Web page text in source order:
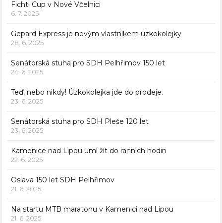
Fichtl Cup v Nové Včelnici
6. 7. 2025
Gepard Express je novým vlastníkem úzkokolejky
28. 6. 2025
Senátorská stuha pro SDH Pelhřimov 150 let
24. 6. 2025
Teď, nebo nikdy! Úzkokolejka jde do prodeje.
23. 6. 2025
Senátorská stuha pro SDH Pleše 120 let
23. 6. 2025
Kamenice nad Lipou umí žít do ranních hodin
22. 6. 2025
Oslava 150 let SDH Pelhřimov
21. 6. 2025
Na startu MTB maratonu v Kamenici nad Lipou
21. 6. 2025